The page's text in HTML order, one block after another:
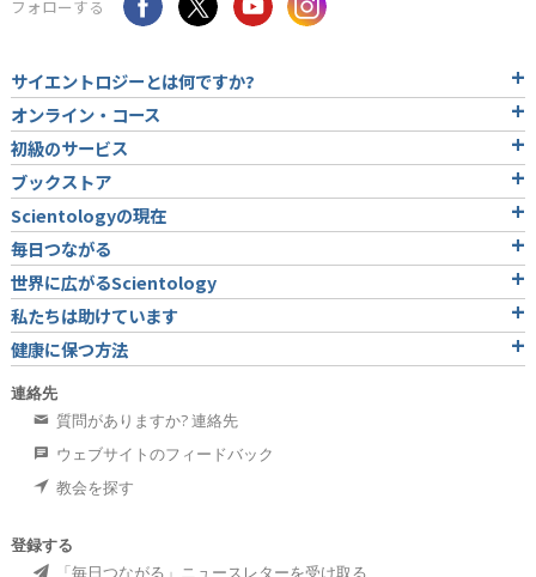
フォローする
サイエントロジーとは何ですか?
オンライン・コース
初級のサービス
ブックストア
Scientologyの現在
毎日つながる
世界に広がるScientology
私たちは助けています
健康に保つ方法
連絡先
質問がありますか? 連絡先
ウェブサイトのフィードバック
教会を探す
登録する
「毎日つながる」ニュースレターを受け取る